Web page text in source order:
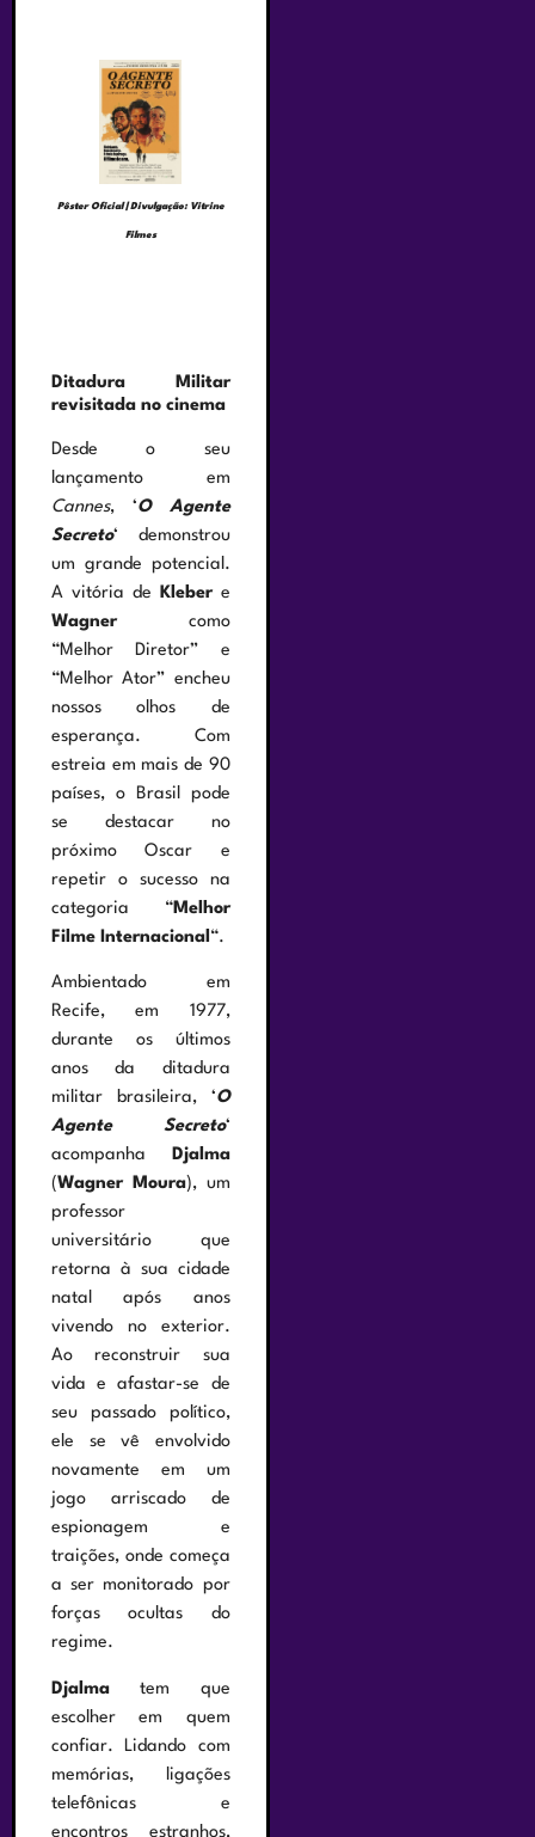
Pôster Oficial | Divulgação: Vitrine
Filmes
Ditadura Militar
revisitada no cinema
Desde o seu
lançamento em
Cannes, ‘O Agente
Secreto‘ demonstrou
um grande potencial.
A vitória de
Kleber e
Wagner como
“Melhor Diretor” e
“Melhor Ator” encheu
nossos olhos de
esperança. Com
estreia em mais de 90
países, o Brasil pode
se destacar no
próximo Oscar e
repetir o sucesso na
categoria “Melhor
Filme Internacional “.
Ambientado em
Recife, em 1977,
durante os últimos
anos da ditadura
militar brasileira, ‘O
Agente Secreto‘
acompanha Djalma
(Wagner Moura), um
professor
universitário que
retorna à sua cidade
natal após anos
vivendo no exterior.
Ao reconstruir sua
vida e afastar-se de
seu passado político,
ele se vê envolvido
novamente em um
jogo arriscado de
espionagem e
traições, onde começa
a ser monitorado por
forças ocultas do
regime.
Djalmatem que
escolher em quem
confiar. Lidando com
memórias, ligações
telefônicas e
encontros estranhos,